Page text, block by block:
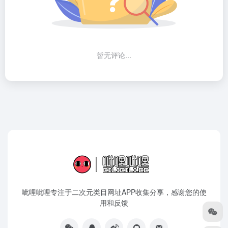
暂无评论...
呲哩呲哩专注于二次元类目网址APP收集分享，感谢您的使
用和反馈